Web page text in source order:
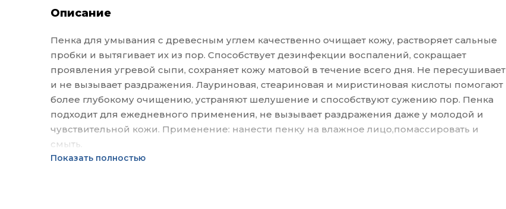
Описание
Пенка для умывания с древесным углем качественно очищает кожу, растворяет сальные
пробки и вытягивает их из пор. Способствует дезинфекции воспалений, сокращает
проявления угревой сыпи, сохраняет кожу матовой в течение всего дня. Не пересушивает
и не вызывает раздражения. Лауриновая, стеариновая и миристиновая кислоты помогают
более глубокому очищению, устраняют шелушение и способствуют сужению пор. Пенка
подходит для ежедневного применения, не вызывает раздражения даже у молодой и
чувствительной кожи. Применение: нанести пенку на влажное лицо,помассировать и
смыть.
Показать полностью